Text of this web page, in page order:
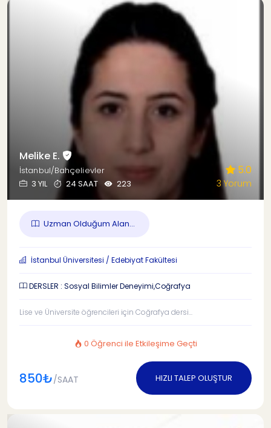
Melike E.
İstanbul/Bahçelievler
3 YIL
24 SAAT 223
5.0
3 Yorum
Uzman Olduğum Alan...
İstanbul Üniversitesi / Edebiyat Fakültesi
DERSLER : Sosyal Bilimler Deneyimi,Coğrafya
Lise ve Üniversite öğrencileri için Coğrafya dersi...
0 Öğrenci ile Etkileşime Geçti
850₺/SAAT HIZLI TALEP OLUŞTUR